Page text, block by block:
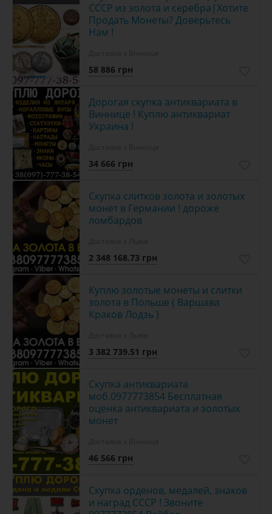
2
СССР из золота и серебра|Хотите
Продать Монеты? Доверьтесь
Нам !
58 886 грн
Дорогая скупка антиквариата в
Виннице ! Куплю антиквариат
Украина !
34 666 грн
Скупка слитков золота и золотых
монет в Германии ! дороже
ломбардов
2 348 168.73 грн
Куплю золотые монеты и слитки
золота в Польше ( Варшава
Краков Лодзь )
3 382 739.51 грн
Скупка антиквариата
моб.0977773854 Бесплатная
оценка антиквариата и золотых
монет
46 566 грн
Скупка орденов, медалей, знаков
и наград СССР ! Звоните